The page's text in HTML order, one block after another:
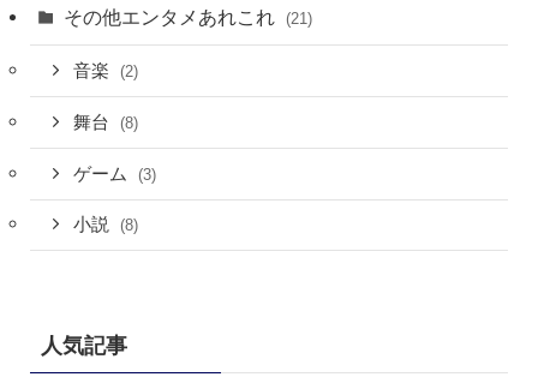
その他エンタメあれこれ (21)
音楽 (2)
舞台 (8)
ゲーム (3)
小説 (8)
人気記事